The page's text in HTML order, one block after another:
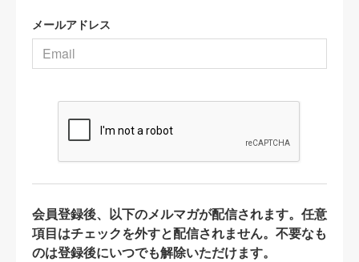
メールアドレス
会員登録後、以下のメルマガが配信されます。任意
項目はチェックを外すと配信されません。不要なも
のは登録後にいつでも解除いただけます。